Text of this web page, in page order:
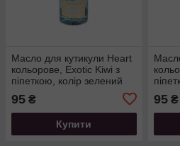
Масло для кутикули Heart
кольорове, Exotic Kiwi з
піпеткою, колір зелений
95 ₴
Купити
95₴